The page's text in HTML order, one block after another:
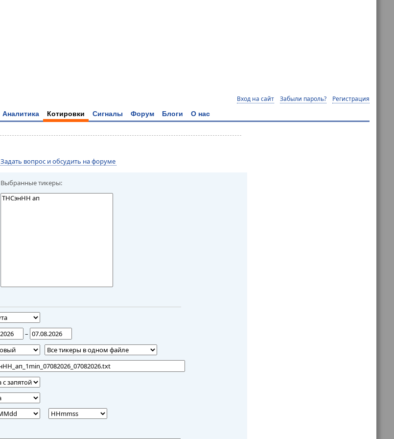
Вход на сайт Забыли пароль? Регистрация
Аналитика Котировки Сигналы Форум Блоги О нас
Задать вопрос и обсудить на форуме
Выбранные тикеры:
–